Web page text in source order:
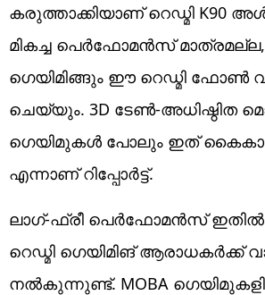
കരുത്താക്കിയാണ് റെഡ്മി K90
മികച്ച പെർഫോമൻസ് മാത്രമല്ല,
ഗെയിമിങ്ങും ഈ റെഡ്മി ഫോൺ
ചെയ്യും. 3D ടേൺ-
ഗെയിമുകൾ പോലും ഇത്
എന്നാണ് റിപ്പോർട്ട്.
ലാഗ്-ഫ്രീ പെർഫോമൻസ് ഇതിൽ
റെഡ്മി ഗെയിമിങ് ആരാധകർക്ക്
നൽകുന്നുണ്ട്. MOBA